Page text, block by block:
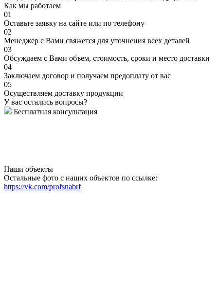
Как мы работаем
01
Оставьте заявку на сайте или по телефону
02
Менеджер с Вами свяжется для уточнения всех деталей
03
Обсуждаем с Вами объем, стоимость, сроки и место доставки
04
Заключаем договор и получаем предоплату от вас
05
Осуществляем доставку продукции
У вас остались вопросы?
Бесплатная консультация
Наши объекты
Остальные фото с наших объектов по ссылке:
https://vk.com/profsnabrf